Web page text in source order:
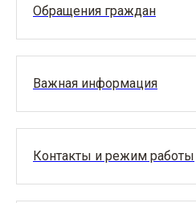
Обращения граждан
Важная информация
Контакты и режим работы